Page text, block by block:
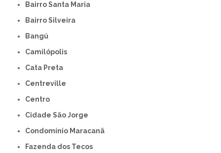
Bairro Santa Maria
Bairro Silveira
Bangú
Camilópolis
Cata Preta
Centreville
Centro
Cidade São Jorge
Condomínio Maracanã
Fazenda dos Tecos